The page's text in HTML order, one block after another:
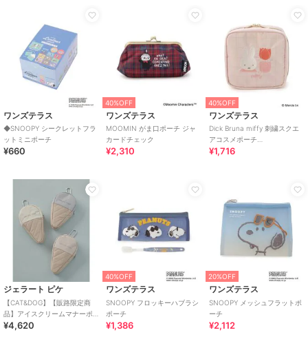
ワンズテラス
◆SNOOPY シークレットフラ
ットミニポーチ
¥660
40%OFF
ワンズテラス
MOOMIN がま口ポーチ ジャ
カードチェック
¥2,310
40%OFF
ワンズテラス
Dick Bruna miffy 刺繍スクエ
アコスメポーチ
strawberry&tulip
¥1,716
ジェラート ピケ
【CAT&DOG】【販路限定商
品】アイスクリームマナーポ
ーチ
¥4,620
40%OFF
ワンズテラス
SNOOPY フロッキーハブラシ
ポーチ
¥1,386
20%OFF
ワンズテラス
SNOOPY メッシュフラットポ
ーチ
¥2,112